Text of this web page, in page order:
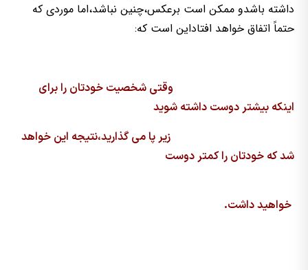
داشته باشدو ممکن است برعکس،چنین نباشد،اما موردی که
حتماً اتفاق خواهد افتاداین است که:
وقتی شخصیت خودتان را برای
اینکه بیشتر دوست داشته شوید
زیر پا می گذارید،نتیجه این خواهد
شد که خودتان را کمتر دوست
خواهید داشت.